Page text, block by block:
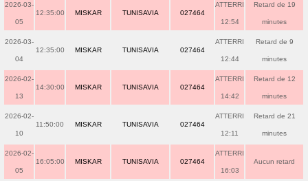
2026-03-
05
12:35:00 MISKAR TUNISAVIA 027464
ATTERRI
12:54
Retard de 19
minutes
2026-03-
04
12:35:00 MISKAR TUNISAVIA 027464
ATTERRI
12:44
Retard de 9
minutes
2026-02-
13
14:30:00 MISKAR TUNISAVIA 027464
ATTERRI
14:42
Retard de 12
minutes
2026-02-
10
11:50:00 MISKAR TUNISAVIA 027464
ATTERRI
12:11
Retard de 21
minutes
2026-02-
05
16:05:00 MISKAR TUNISAVIA 027464
ATTERRI
16:03
Aucun retard